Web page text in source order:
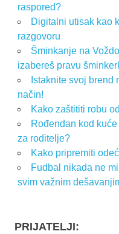
raspored?
Digitalni utisak kao
razgovoru
Šminkanje na
izabereš pravu
Istaknite svoj brend
način!
Kako zaštititi robu
Rođendan kod
za roditelje?
Kako pripremiti
Fudbal nikada ne
svim važnim
PRIJATELJI: